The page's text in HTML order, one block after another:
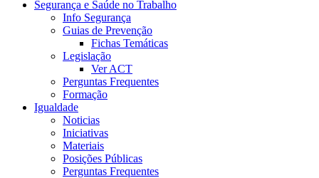
Segurança e Saúde no Trabalho
Info Segurança
Guias de Prevenção
Fichas Temáticas
Legislação
Ver ACT
Perguntas Frequentes
Formação
Igualdade
Noticias
Iniciativas
Materiais
Posições Públicas
Perguntas Frequentes